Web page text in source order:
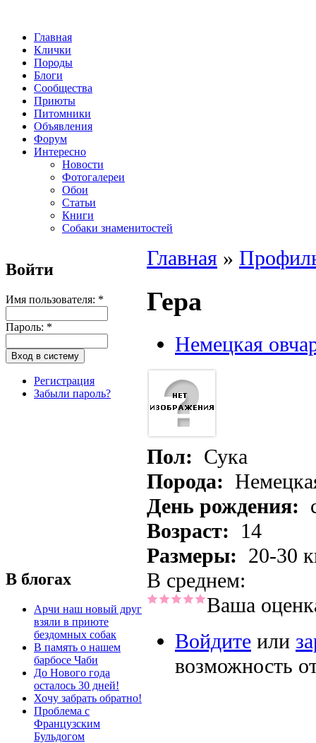
Главная
Клички
Породы
Блоги
Сообщества
Приюты
Питомники
Объявления
Форум
Интересно
Новости
Фотогалереи
Обои
Статьи
Книги
Собаки знаменитостей
Войти
Имя пользователя: *
Пароль: *
Регистрация
Забыли пароль?
В блогах
Арчи наш новый друг
взяли в приюте
бездомных собак
В память о нашем
барбосе Чаби
До Нового года
осталось 30 дней!
Хочу забрать обратно!
Проблема с
Французским
Бульдогом
Главная »
Гера
Немецкая
Пол: Сука
Порода:
День рождения:
Возраст: 14
Размеры: 20-30
В среднем:
Ваша
Войдите или
возможность